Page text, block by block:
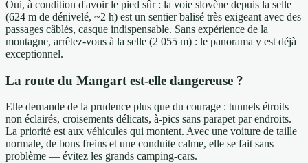
Oui, à condition d'avoir le pied sûr : la voie slovène depuis la selle
(624 m de dénivelé, ~2 h) est un sentier balisé très exigeant avec des
passages câblés, casque indispensable. Sans expérience de la
montagne, arrêtez-vous à la selle (2 055 m) : le panorama y est déjà
exceptionnel.
La route du Mangart est-elle dangereuse ?
Elle demande de la prudence plus que du courage : tunnels étroits
non éclairés, croisements délicats, à-pics sans parapet par endroits.
La priorité est aux véhicules qui montent. Avec une voiture de taille
normale, de bons freins et une conduite calme, elle se fait sans
problème — évitez les grands camping-cars.